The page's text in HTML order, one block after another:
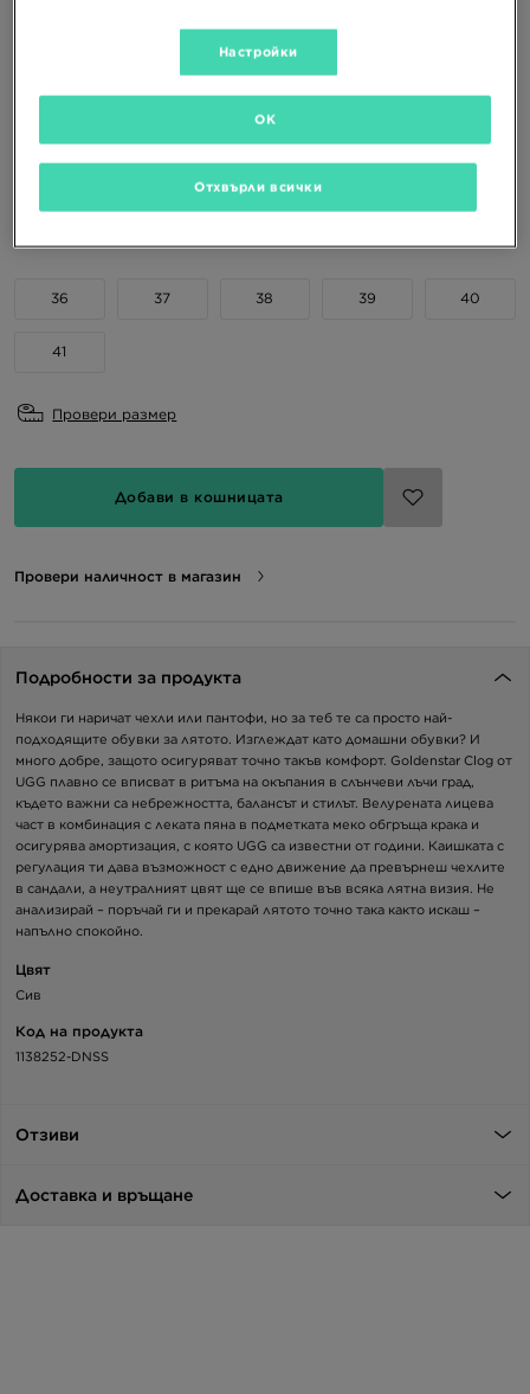
(Най-ниска цена от 30-те дни преди намалението)
(Начална цена)
Сив
36 37 38 39 40
41
Провери размер
Добави в кошницата
Провери наличност в магазин
Подробности за продукта
Някои ги наричат чехли или пантофи, но за теб те са просто най-
подходящите обувки за лятото. Изглеждат като домашни обувки? И
много добре, защото осигуряват точно такъв комфорт. Goldenstar Clog от
UGG плавно се вписват в ритъма на окъпания в слънчеви лъчи град,
където важни са небрежността, балансът и стилът. Велурената лицева
част в комбинация с леката пяна в подметката меко обгръща крака и
осигурява амортизация, с която UGG са известни от години. Каишката с
регулация ти дава възможност с едно движение да превърнеш чехлите
в сандали, а неутралният цвят ще се впише във всяка лятна визия. Не
анализирай – поръчай ги и прекарай лятото точно така както искаш –
напълно спокойно.
Цвят
Сив
Код на продукта
1138252-DNSS
Отзиви
Доставка и връщане
Настройки
Отхвърли всички
OK